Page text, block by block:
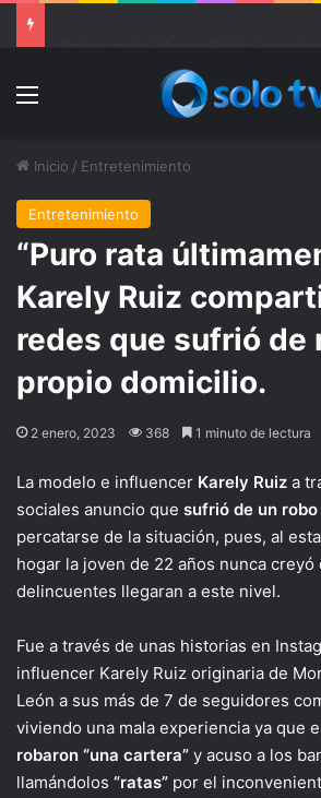
Menu
Inicio / Entretenimiento
Entretenimiento
“Puro rata
Karely Ruiz
redes que sufrió de
propio domicilio.
2 enero, 2023 368 1 minuto de lectura
La modelo e influencer Karely Ruiz a
sociales anuncio que sufrió de un
percatarse de la situación, pues, al
hogar la joven de 22 años nunca creyó
delincuentes llegaran a este nivel.
Fue a través de unas historias en
influencer Karely Ruiz originaria de
León a sus más de 7 de seguidores
viviendo una mala experiencia ya que
robaron “una cartera” y acuso a los
llamándolos “ratas” por el